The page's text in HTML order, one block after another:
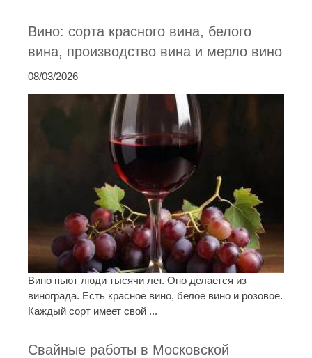
Вино: сорта красного вина, белого
вина, производство вина и мерло вино
08/03/2026
Вино пьют люди тысячи лет. Оно делается из
винограда. Есть красное вино, белое вино и розовое.
Каждый сорт имеет свой ...
Свайные работы в Московской